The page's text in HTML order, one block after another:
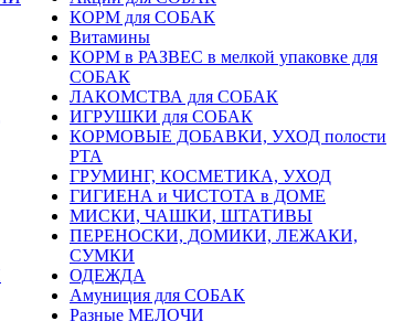
КОРМ для СОБАК
Витамины
КОРМ в РАЗВЕС в мелкой упаковке для
СОБАК
ЛАКОМСТВА для СОБАК
ИГРУШКИ для СОБАК
КОРМОВЫЕ ДОБАВКИ, УХОД полости
РТА
ГРУМИНГ, КОСМЕТИКА, УХОД
ГИГИЕНА и ЧИСТОТА в ДОМЕ
МИСКИ, ЧАШКИ, ШТАТИВЫ
ПЕРЕНОСКИ, ДОМИКИ, ЛЕЖАКИ,
СУМКИ
ОДЕЖДА
Амуниция для СОБАК
Разные МЕЛОЧИ